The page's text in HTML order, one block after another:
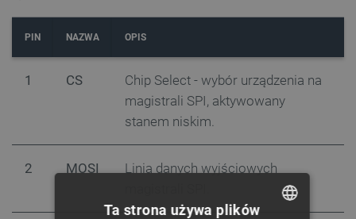
PIN NAZWA OPIS
1 CS
Chip Select - wybór urządzenia na
magistrali SPI, aktywowany
stanem niskim.
2 MOSI
Linia danych wyjściowych
Ta strona używa plików